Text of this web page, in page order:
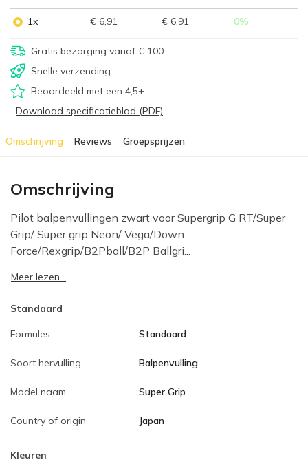
1x € 6,91 € 6,91 0%
Gratis bezorging vanaf € 100
Snelle verzending
Beoordeeld met een 4,5+
Download specificatieblad (PDF)
Omschrijving Reviews Groepsprijzen
Omschrijving
Pilot balpenvullingen zwart voor Supergrip G RT/Super
Grip/ Super grip Neon/ Vega/Down
Force/Rexgrip/B2Pball/B2P Ballgri...
Meer lezen...
Standaard
Formules Standaard
Soort hervulling Balpenvulling
Model naam Super Grip
Country of origin Japan
Kleuren